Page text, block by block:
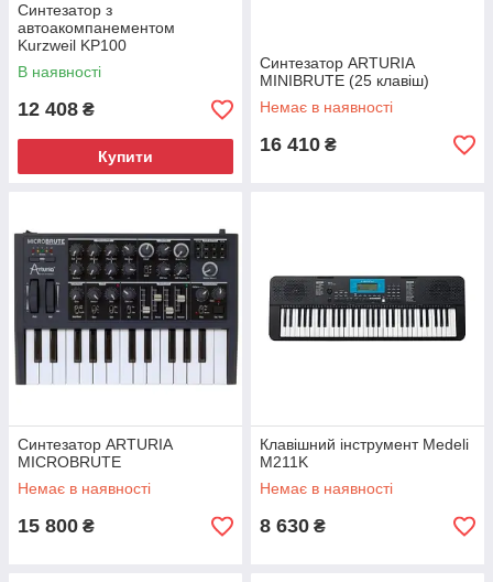
Синтезатор з
автоакомпанементом
Kurzweil KP100
В наявності
12 408 ₴
Купити
Синтезатор ARTURIA
MINIBRUTE (25 клавіш)
Немає в наявності
16 410 ₴
Синтезатор ARTURIA
MICROBRUTE
Немає в наявності
15 800 ₴
Клавішний інструмент Medeli
M211K
Немає в наявності
8 630 ₴